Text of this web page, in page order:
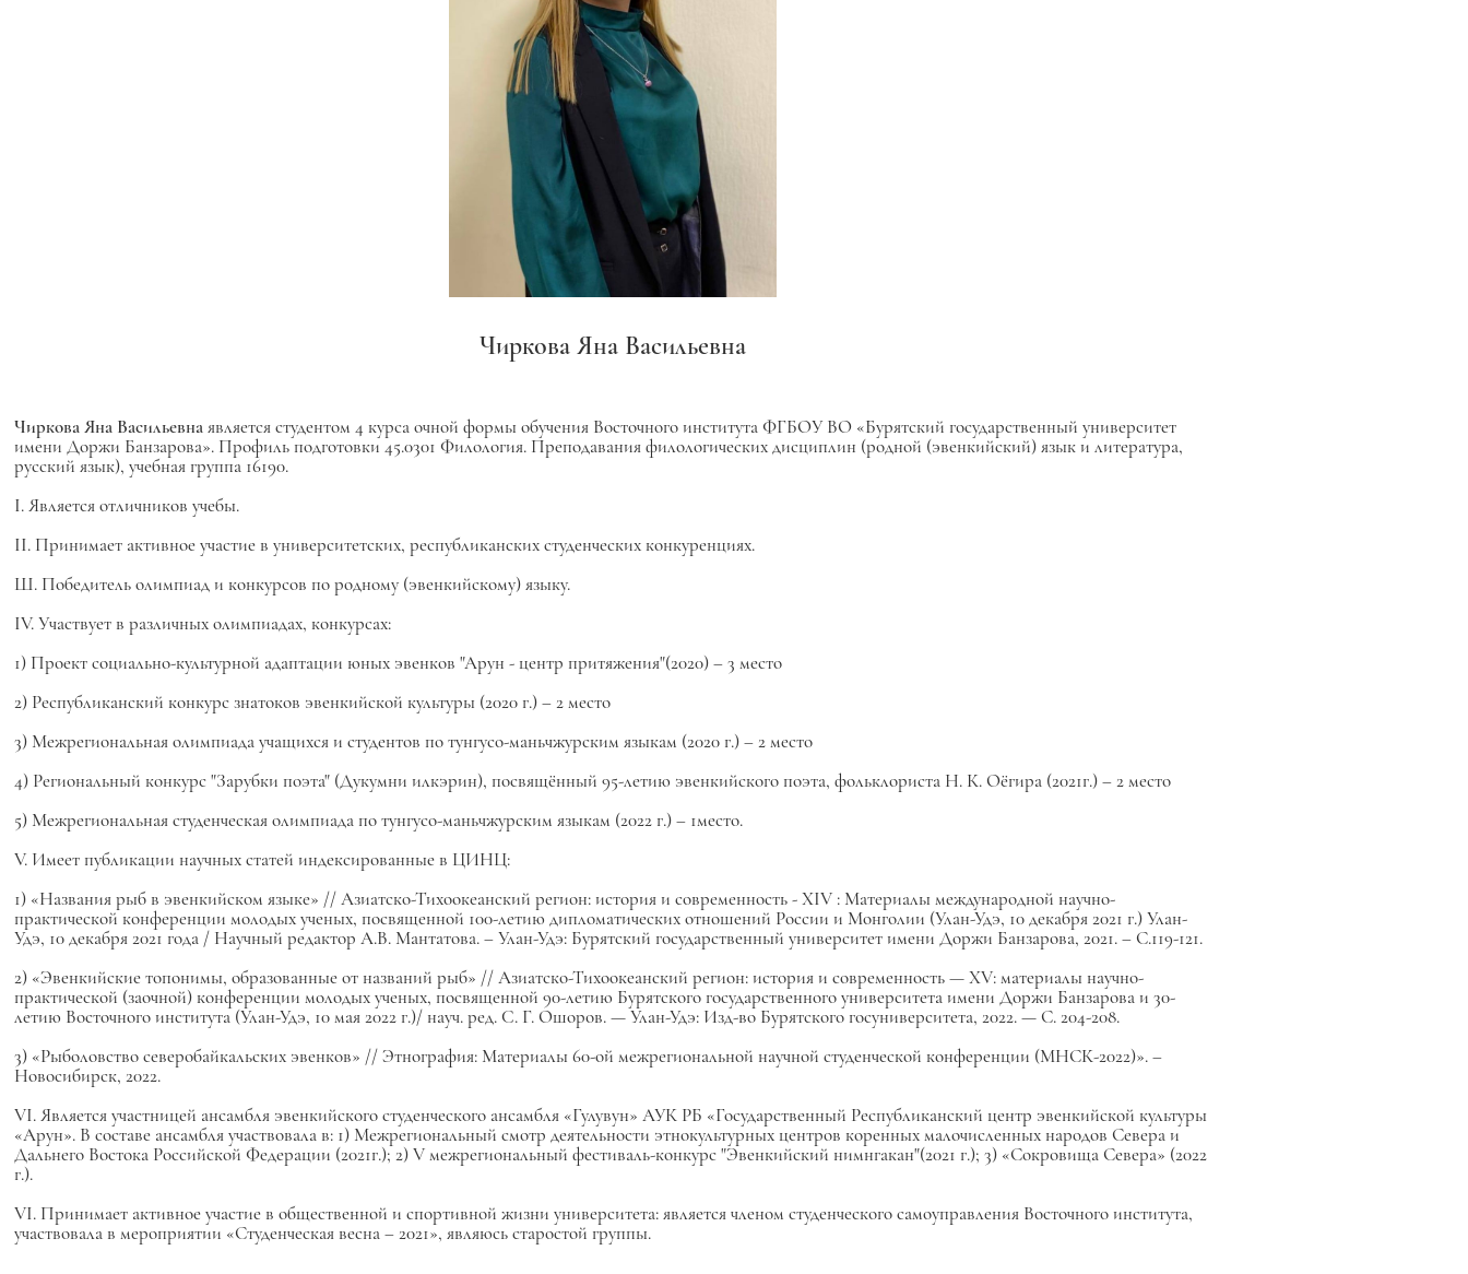
Чиркова Яна Васильевна
Чиркова Яна Васильевнаявляется студентом 4 курса очной формы обучения Восточного института ФГБОУ ВО «Бурятский государственный университет
имени Доржи Банзарова». Профиль подготовки 45.0301 Филология. Преподавания филологических дисциплин (родной (эвенкийский) язык и литература,
русский язык), учебная группа 16190.
I. Является отличников учебы.
II. Принимает активное участие в университетских, республиканских студенческих конкуренциях.
Ш. Победитель олимпиад и конкурсов по родному (эвенкийскому) языку.
IV. Участвует в различных олимпиадах, конкурсах:
1) Проект социально-культурной адаптации юных эвенков "Арун - центр притяжения"(2020) – 3 место
2) Республиканский конкурс знатоков эвенкийской культуры (2020 г.) – 2 место
3) Межрегиональная олимпиада учащихся и студентов по тунгусо-маньчжурским языкам (2020 г.) – 2 место
4) Региональный конкурс "Зарубки поэта" (Дукумни илкэрин), посвящённый 95-летию эвенкийского поэта, фольклориста Н. К. Оёгира (2021г.) – 2 место
5) Межрегиональная студенческая олимпиада по тунгусо-маньчжурским языкам (2022 г.) – 1место.
V. Имеет публикации научных статей индексированные в ЦИНЦ:
1) «Названия рыб в эвенкийском языке» // Азиатско-Тихоокеанский регион: история и современность - XIV : Материалы международной научно-
практической конференции молодых ученых, посвященной 100-летию дипломатических отношений России и Монголии (Улан-Удэ, 10 декабря 2021 г.) Улан-
Удэ, 10 декабря 2021 года / Научный редактор А.В. Мантатова. – Улан-Удэ: Бурятский государственный университет имени Доржи Банзарова, 2021. – С.119-121.
2) «Эвенкийские топонимы, образованные от названий рыб» // Азиатско-Тихоокеанский регион: история и современность — XV: материалы научно-
практической (заочной) конференции молодых ученых, посвященной 90-летию Бурятского государственного университета имени Доржи Банзарова и 30-
летию Восточного института (Улан-Удэ, 10 мая 2022 г.)/ науч. ред. C. Г. Ошоров. — Улан-Удэ: Изд-во Бурятского госуниверситета, 2022. — С. 204-208.
3) «Рыболовство северобайкальских эвенков» // Этнография: Материалы 60-ой межрегиональной научной студенческой конференции (МНСК-2022)». –
Новосибирск, 2022.
VI. Является участницей ансамбля эвенкийского студенческого ансамбля «Гулувун» АУК РБ «Государственный Республиканский центр эвенкийской культуры
«Арун». В составе ансамбля участвовала в: 1) Межрегиональный смотр деятельности этнокультурных центров коренных малочисленных народов Севера и
Дальнего Востока Российской Федерации (2021г.); 2) V межрегиональный фестиваль-конкурс "Эвенкийский нимнгакан"(2021 г.); 3) «Сокровища Севера» (2022
г.).
VI. Принимает активное участие в общественной и спортивной жизни университета: является членом студенческого самоуправления Восточного института,
участвовала в мероприятии «Студенческая весна – 2021», являюсь старостой группы.